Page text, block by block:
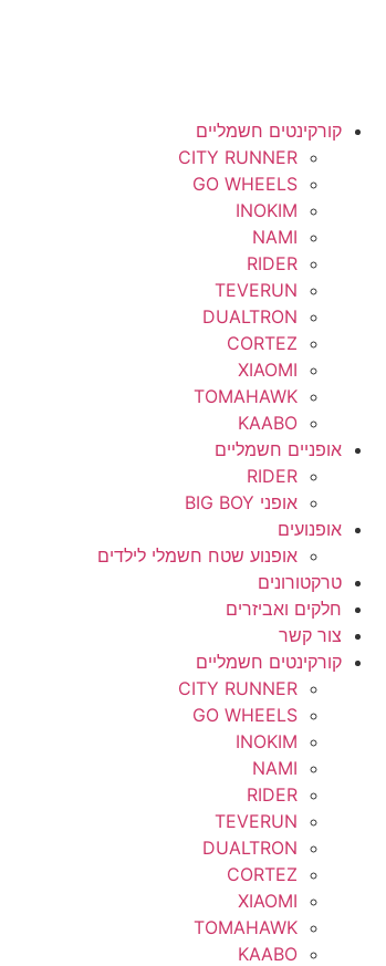
קורקינטים חשמליים
CITY RUNNER
GO WHEELS
INOKIM
NAMI
RIDER
TEVERUN
DUALTRON
CORTEZ
XIAOMI
TOMAHAWK
KAABO
אופניים חשמליים
RIDER
אופני BIG BOY
אופנועים
אופנוע שטח חשמלי לילדים
טרקטורונים
חלקים ואביזרים
צור קשר
קורקינטים חשמליים
CITY RUNNER
GO WHEELS
INOKIM
NAMI
RIDER
TEVERUN
DUALTRON
CORTEZ
XIAOMI
TOMAHAWK
KAABO